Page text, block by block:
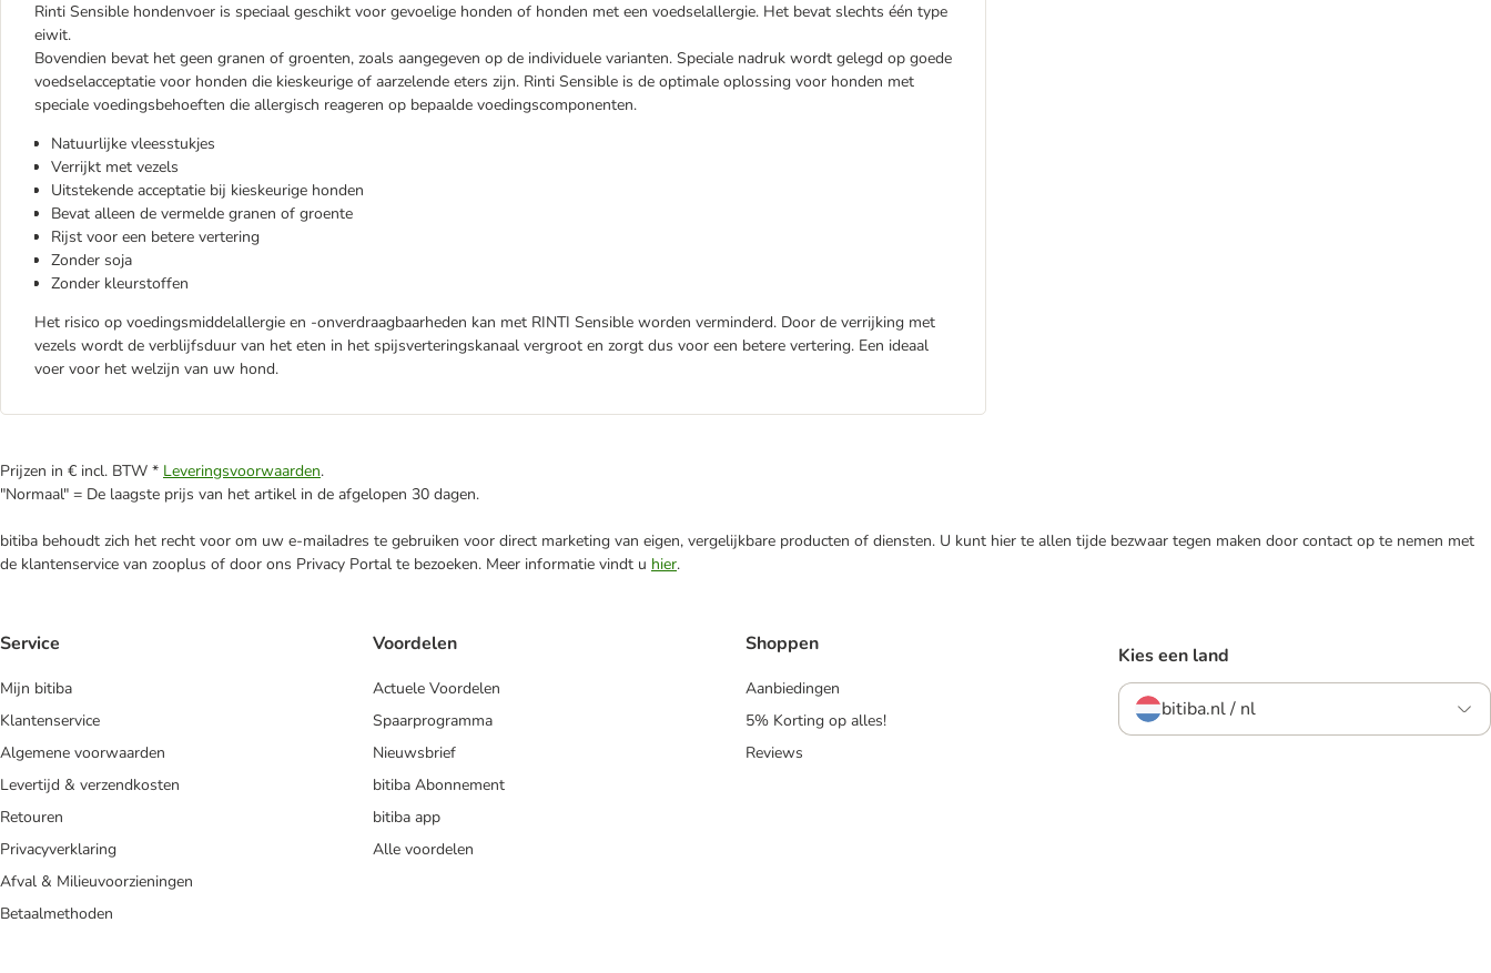
Rinti Sensible hondenvoer is speciaal geschikt voor gevoelige honden of honden met een voedselallergie. Het bevat slechts één type
eiwit.
Bovendien bevat het geen granen of groenten, zoals aangegeven op de individuele varianten. Speciale nadruk wordt gelegd op goede
voedselacceptatie voor honden die kieskeurige of aarzelende eters zijn. Rinti Sensible is de optimale oplossing voor honden met
speciale voedingsbehoeften die allergisch reageren op bepaalde voedingscomponenten.
Natuurlijke vleesstukjes
Verrijkt met vezels
Uitstekende acceptatie bij kieskeurige honden
Bevat alleen de vermelde granen of groente
Rijst voor een betere vertering
Zonder soja
Zonder kleurstoffen
Het risico op voedingsmiddelallergie en -onverdraagbaarheden kan met RINTI Sensible worden verminderd. Door de verrijking met
vezels wordt de verblijfsduur van het eten in het spijsverteringskanaal vergroot en zorgt dus voor een betere vertering. Een ideaal
voer voor het welzijn van uw hond.
Prijzen in € incl. BTW * Leveringsvoorwaarden.
"Normaal" = De laagste prijs van het artikel in de afgelopen 30 dagen.
bitiba behoudt zich het recht voor om uw e-mailadres te gebruiken voor direct marketing van eigen, vergelijkbare producten of diensten. U kunt hier te allen tijde bezwaar tegen maken door contact op te nemen met
de klantenservice van zooplus of door ons Privacy Portal te bezoeken. Meer informatie vindt u hier.
Service
Mijn bitiba
Klantenservice
Algemene voorwaarden
Levertijd & verzendkosten
Retouren
Privacyverklaring
Afval & Milieuvoorzieningen
Betaalmethoden
Voordelen
Actuele Voordelen
Spaarprogramma
Nieuwsbrief
bitiba Abonnement
bitiba app
Alle voordelen
Shoppen
Aanbiedingen
5% Korting op alles!
Reviews
Kies een land
bitiba.nl / nl